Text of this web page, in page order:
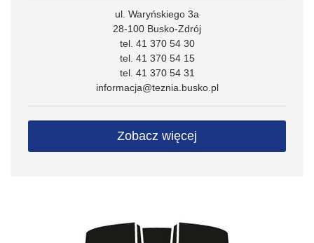
ul. Waryńskiego 3a
28-100 Busko-Zdrój
tel. 41 370 54 30
tel. 41 370 54 15
tel. 41 370 54 31
informacja@teznia.busko.pl
Zobacz więcej